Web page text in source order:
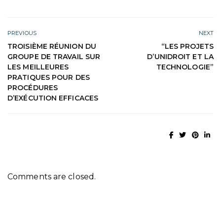
PREVIOUS
TROISIÈME RÉUNION DU
GROUPE DE TRAVAIL SUR
LES MEILLEURES
PRATIQUES POUR DES
PROCÉDURES
D’EXÉCUTION EFFICACES
NEXT
“LES PROJETS
D’UNIDROIT ET LA
TECHNOLOGIE”
Comments are closed.